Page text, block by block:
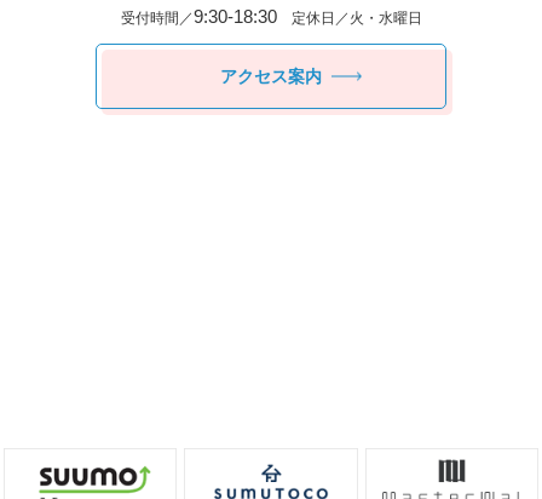
受付時間／9:30-18:30定休日／火・水曜日
アクセス案内